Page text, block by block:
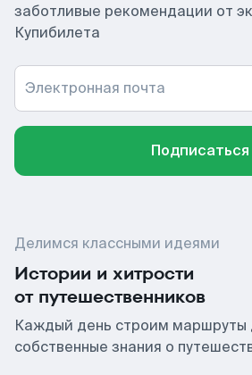
заботливые рекомендации от
Купибилета
Электронная почта
Подписаться
Делимся классными идеями
Истории и хитрости
от путешественников
Каждый день строим маршруты
собственные знания о